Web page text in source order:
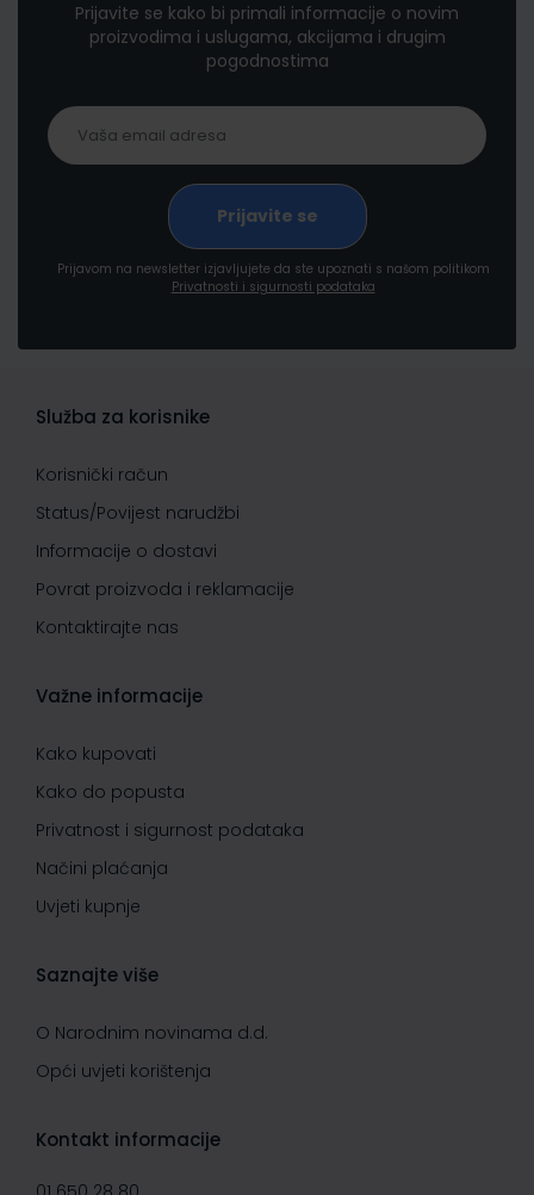
Prijavite se kako bi primali informacije o novim
proizvodima i uslugama, akcijama i drugim
pogodnostima
Prijavom na newsletter izjavljujete da ste upoznati s našom politikom
Privatnosti i sigurnosti podataka
Služba za korisnike
Korisnički račun
Status/Povijest narudžbi
Informacije o dostavi
Povrat proizvoda i reklamacije
Kontaktirajte nas
Važne informacije
Kako kupovati
Kako do popusta
Privatnost i sigurnost podataka
Načini plaćanja
Uvjeti kupnje
Saznajte više
O Narodnim novinama d.d.
Opći uvjeti korištenja
Kontakt informacije